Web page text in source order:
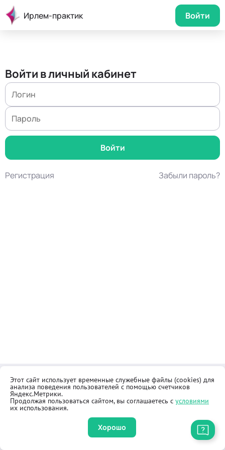
Ирлем-практик Войти
Войти в личный кабинет
Регистрация Забыли пароль?
Контакты
Как купить
Общественная приёмная
Реквизиты
Оферта
Правила продажи товаров
Этот сайт использует временные служебные файлы (cookies) для
анализа поведения пользователей с помощью счетчиков
Яндекс.Метрики.
Продолжая пользоваться сайтом, вы соглашаетесь с условиями
их использования.
Хорошо